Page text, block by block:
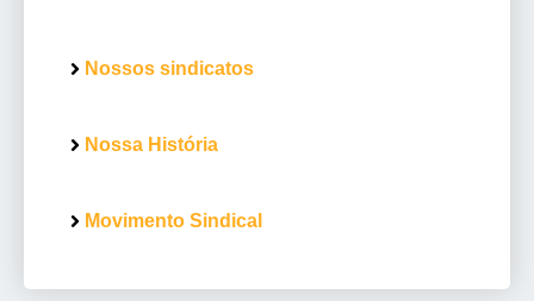
Nossos sindicatos
Nossa História
Movimento Sindical